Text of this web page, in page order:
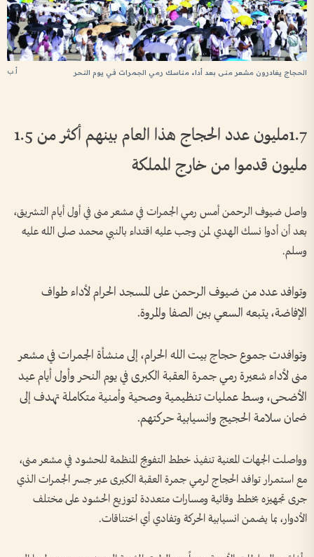
أ.ب الحجاج يغادرون مشعر منى بعد أداء مناسك رمي الجمرات في يوم النحر
1.7مليون عدد الحجاج هذا العام بينهم أكثر من 1.5
مليون قدموا من خارج المملكة
واصل ضيوف الرحمن أمس رمي الجمرات في مشعر منى في أول أيام التشريق،
بعد أن أدوا نسك الهدي لمن وجب عليه اقتداء بالنبي محمد صلى الله عليه
وسلم.
وتوافد عدد من ضيوف الرحمن على المسجد الحرام لأداء طواف
الإفاضة، يتبعه السعي بين الصفا والمروة.
وتوافدت جموع حجاج بيت الله الحرام، إلى منشأة الجمرات في مشعر
منى لأداء شعيرة رمي جمرة العقبة الكبرى في يوم النحر وأول أيام عيد
الأضحى، وسط عمليات تنظيمية وصحية وأمنية متكاملة تهدف إلى
ضمان سلامة الحجيج وانسيابية حركتهم.
وواصلت الجهات المعنية تنفيذ خطط التفويج المنظمة للحشود في مشعر منى،
مع استمرار توافد الحجاج لرمي جمرة العقبة الكبرى عبر جسر الجمرات الذي
جرى تجهيزه بخطط وقائية ومسارات متعددة لتوزيع الحشود على مختلف
الأدوار، بما يضمن انسيابية الحركة وتفادي أي اختناقات.